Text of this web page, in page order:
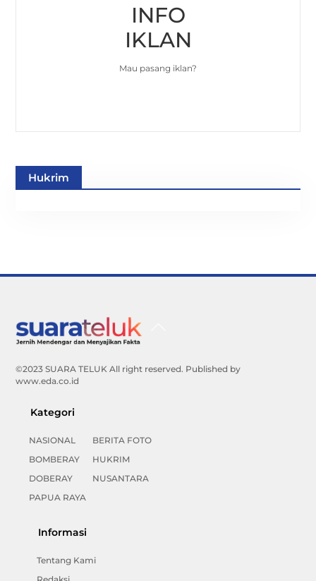
INFO
IKLAN
Mau pasang iklan?
Hukrim
©2023 SUARA TELUK All right reserved. Published by
www.eda.co.id
Kategori
NASIONAL
BOMBERAY
DOBERAY
PAPUA RAYA
BERITA FOTO
HUKRIM
NUSANTARA
Informasi
Tentang Kami